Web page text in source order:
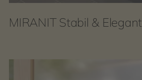
MIRANIT Stabil & Elegant